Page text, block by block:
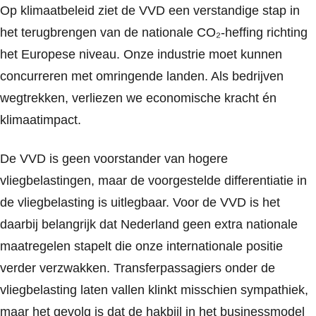
Op klimaatbeleid ziet de VVD een verstandige stap in
het terugbrengen van de nationale CO₂-heffing richting
het Europese niveau. Onze industrie moet kunnen
concurreren met omringende landen. Als bedrijven
wegtrekken, verliezen we economische kracht én
klimaatimpact.
De VVD is geen voorstander van hogere
vliegbelastingen, maar de voorgestelde differentiatie in
de vliegbelasting is uitlegbaar. Voor de VVD is het
daarbij belangrijk dat Nederland geen extra nationale
maatregelen stapelt die onze internationale positie
verder verzwakken. Transferpassagiers onder de
vliegbelasting laten vallen klinkt misschien sympathiek,
maar het gevolg is dat de hakbijl in het businessmodel